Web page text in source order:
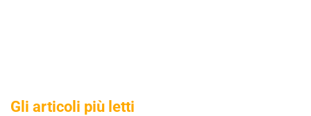
Gli articoli più letti